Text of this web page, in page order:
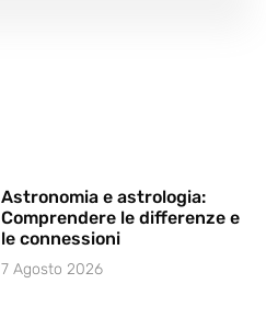
Astronomia e astrologia:
Comprendere le differenze e
le connessioni
7 Agosto 2026